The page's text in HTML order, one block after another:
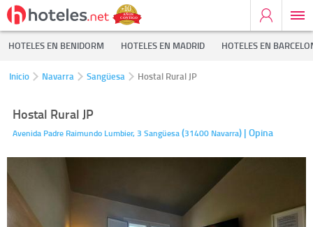
HOTELES EN BENIDORM HOTELES EN MADRID HOTELES EN
Inicio Navarra Sangüesa Hostal Rural JP
Hostal Rural JP
Avenida Padre Raimundo Lumbier, 3 Sangüesa(31400 Navarra) | Opina